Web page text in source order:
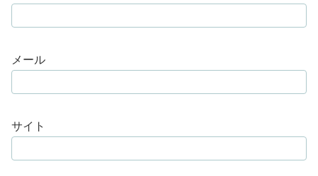
メール
サイト